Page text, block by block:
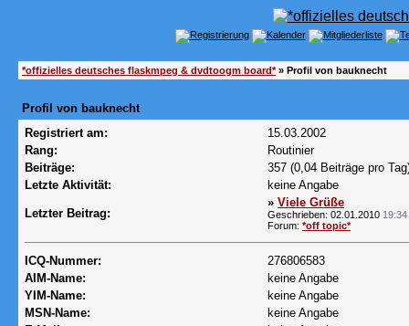
*offizielles deutsches flaskmpeg & dvdtoogm board*» Profil von bauknecht
Profil von bauknecht
Registriert am:
15.03.2002
Rang:
Routinier
Beiträge:
357 (0,04 Beiträge pro
Letzte Aktivität:
keine Angabe
Letzter Beitrag:
» Viele Grüße
Geschrieben: 02.01.2010 19:34
Forum: *off topic*
ICQ-Nummer:
276806583
AIM-Name:
keine Angabe
YIM-Name:
keine Angabe
MSN-Name:
keine Angabe